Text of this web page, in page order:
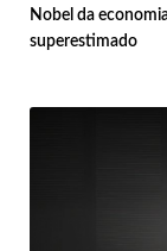
Nobel da
superestimado